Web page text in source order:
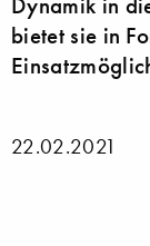
Dynamik in
bietet sie in
22.02.2021